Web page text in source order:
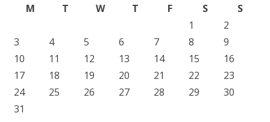
M
T W T F S
S
1
2
3
4 5 6 7 8
9
10
11 12 13 14 15
16
17
18 19 20 21 22
23
24
25 26 27 28 29
30
31